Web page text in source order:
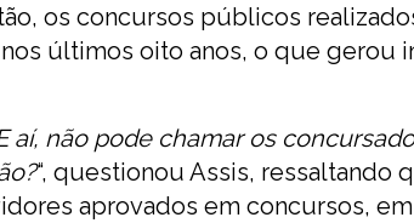
os concursos públicos
últimos oito anos, o que gerou
aí, não pode chamar os
“, questionou Assis, ressaltando
aprovados em concursos,